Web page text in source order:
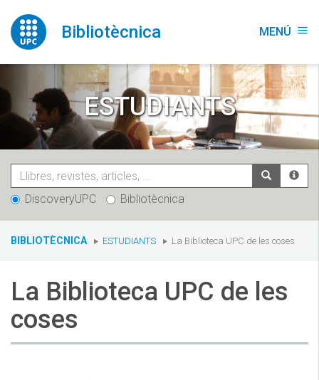
contingut
Bibliotècnica MENÚ menu
ESTUDIANTS
DiscoveryUPC Bibliotècnica
You
BIBLIOTÈCNICA ESTUDIANTS La Biblioteca UPC de les coses
La Biblioteca UPC de les
coses